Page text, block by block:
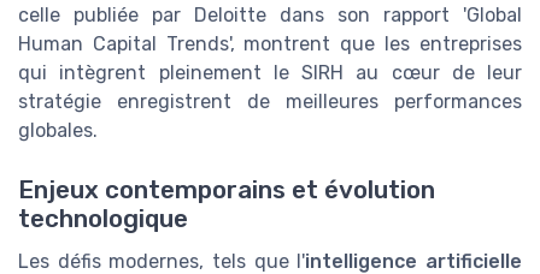
celle publiée par Deloitte dans son rapport 'Global
Human Capital Trends', montrent que les entreprises
qui intègrent pleinement le SIRH au cœur de leur
stratégie enregistrent de meilleures performances
globales.
Enjeux contemporains et évolution
technologique
Les défis modernes, tels que l'intelligence artificielle